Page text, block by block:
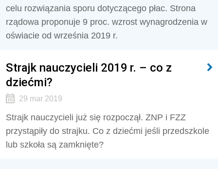
celu rozwiązania sporu dotyczącego płac. Strona
rządowa proponuje 9 proc. wzrost wynagrodzenia w
oświacie od września 2019 r.
Strajk nauczycieli 2019 r. – co z
dziećmi?
29 mar 2019
Strajk nauczycieli już się rozpoczął. ZNP i FZZ
przystąpiły do strajku. Co z dziećmi jeśli przedszkole
lub szkoła są zamknięte?